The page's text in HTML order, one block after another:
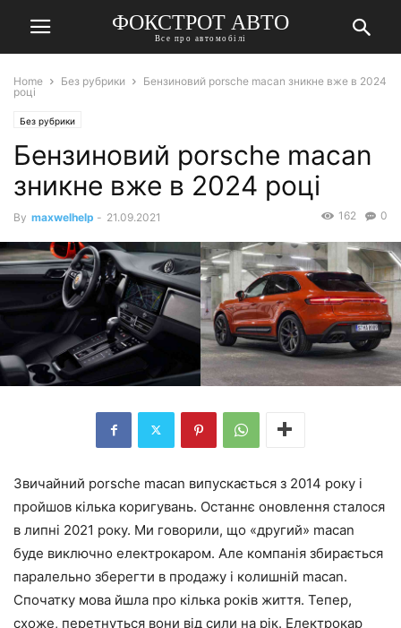
ФОКСТРОТ АВТО
Все про автомобілі
Home Без рубрики
Бензиновий porsche macan зникне вже в 2024
році
Без рубрики
Бензиновий porsche macan
зникне вже в 2024 році
By maxwelhelp - 21.09.2021 0
162
Звичайний porsche macan випускається з 2014 року і
пройшов кілька коригувань. Останнє оновлення сталося
в липні 2021 року. Ми говорили, що «другий» macan
буде виключно електрокаром. Але компанія збирається
паралельно зберегти в продажу і колишній macan.
Спочатку мова йшла про кілька років життя. Тепер,
схоже, перетнуться вони від сили на рік. Електрокар